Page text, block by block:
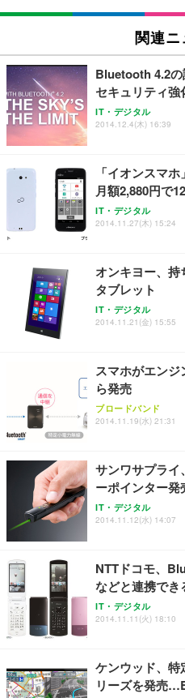
SIHOO B100 オフ
ュチェア 人間工学
￥27,999
Sezlife オフィス
ワーク チェア 強
能 人間工学 椅子
務用 おしゃれ パ
Sezlife オフィスチ
ワーク チェア 強
能 人間工学 椅子
務用 おしゃれ パ
ANDWINT オフィ
ッシュ 通気性 ラ
ス圧無段階昇降
EIZO ビジネス向
￥109,572
【純正品】27"ゲ
フック付き（CFI-
【整備済み品】
ー フルHD（
ort/VGA スピーカ
【MiniLED/
HOOTER Gaming
グモニター QD
Amazonベーシッ
x2袋(84枚) ホワイ
￥3,234
ネオ・ルーライフ
り 単品
Smart Basic(スマ
限定】 Smart
超厚型 お徳用 ワ
アイリスオーヤマ
ュラー 200枚入【
関連ニ
Bluetooth 4.2
セキュリティ強
IT・デジタル
2014.12.4(木) 16:39
「イオンスマ
月額2,880円で
IT・デジタル
2014.11.27(木) 15:24
オンキヨー、
タブレット
IT・デジタル
2014.11.21(金) 15:55
スマホがエン
ら発売
ブロードバンド
2014.11.19(水) 21:31
サンワサプラ
ーポインター発
IT・デジタル
2014.11.12(水) 14:07
NTTドコモ、
などと連携でき
IT・デジタル
2014.11.11(火) 18:10
ケンウッド、
リーズを発売